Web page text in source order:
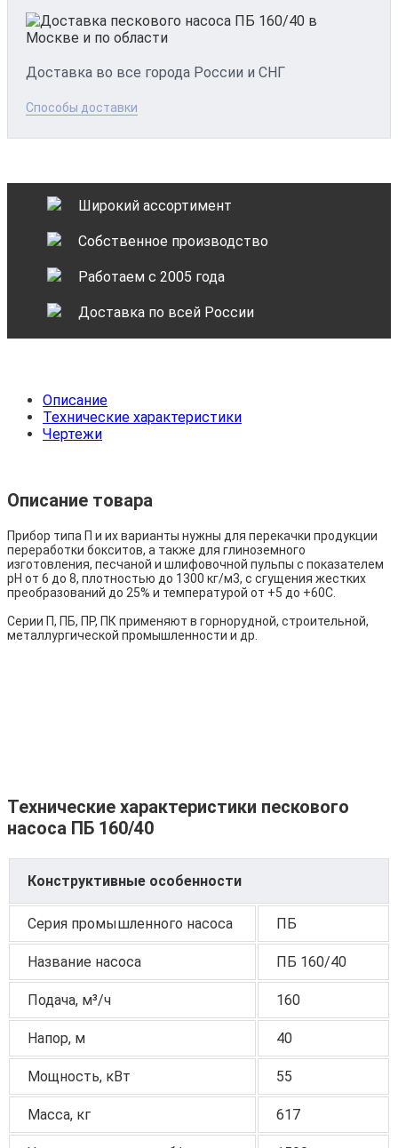
Доставка во все города России и СНГ
Способы доставки
Широкий ассортимент
Собственное производство
Работаем с 2005 года
Доставка по всей России
Описание
Технические характеристики
Чертежи
Описание товара
Прибор типа П и их варианты нужны для перекачки продукции
переработки бокситов, а также для глиноземного
изготовления, песчаной и шлифовочной пульпы с показателем
рН от 6 до 8, плотностью до 1300 кг/м3, с сгущения жестких
преобразований до 25% и температурой от +5 до +60С.
Серии П, ПБ, ПР, ПК применяют в горнорудной, строительной,
металлургической промышленности и др.
Технические характеристики пескового
насоса ПБ 160/40
Конструктивные особенности
Серия промышленного насоса ПБ
Название насоса ПБ 160/40
Подача, м³/ч 160
Напор, м 40
Мощность, кВт 55
Масса, кг 617